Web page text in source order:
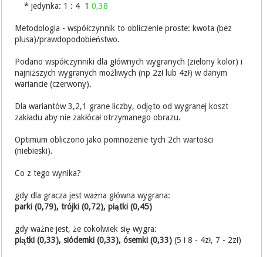
* jedynka: 1 : 4 10,38
Metodologia - współczynnik to obliczenie proste: kwota (bez
plusa)/prawdopodobieństwo.
Podano współczynniki dla głównych wygranych (zielony kolor) i
najniższych wygranych możliwych (np 2zł lub 4zł) w danym
wariancie (czerwony).
Dla wariantów 3,2,1 grane liczby, odjęto od wygranej koszt
zakładu aby nie zakłócał otrzymanego obrazu.
Optimum obliczono jako pomnożenie tych 2ch wartości
(niebieski).
Co z tego wynika?
gdy dla gracza jest ważna główna wygrana:
parki (0,79), trójki (0,72), piątki (0,45)
gdy ważne jest, że cokolwiek się wygra:
piątki (0,33), siódemki (0,33), ósemki (0,33) (5 i 8 - 4zł, 7 - 2zł)